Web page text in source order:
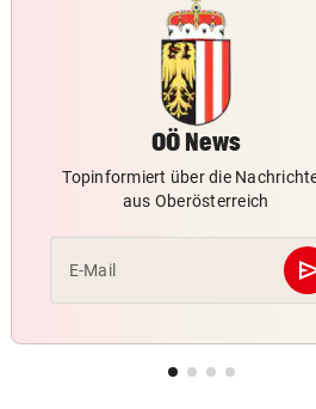
Gartenhütte gefunden
AMT ABER VERSCHWIEGEN
Bürgermeister sucht im
Fernsehen Frau fürs Leben
VERBOTE MISSACHTET vor
Badegäste am Verzweifeln –
Chefin griff durch
vor
Schwimmbecken
OÖ News
Topinformiert über die
aus Oberösterreich
E-Mail